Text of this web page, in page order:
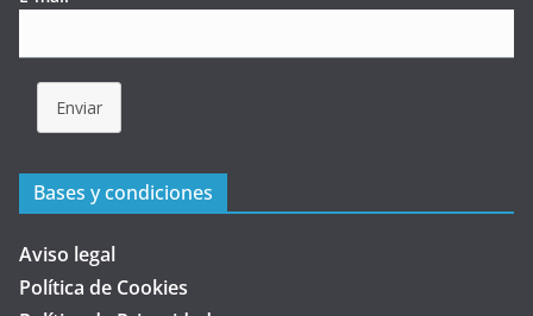
Enviar
Bases y condiciones
Aviso legal
Política de Cookies